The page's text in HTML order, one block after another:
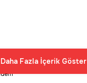
Daha Fazla İçerik Göster